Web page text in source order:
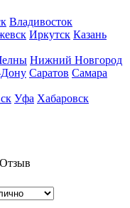
Владивосток
Иркутск Казань
Нижний Новгород
Дону Саратов Самара
Уфа Хабаровск
Отзыв